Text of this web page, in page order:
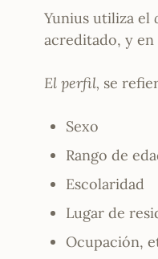
Yunius utiliza el
acreditado, y
El perfil, se
Sexo
Rango de
Escolaridad
Lugar de
Ocupación,